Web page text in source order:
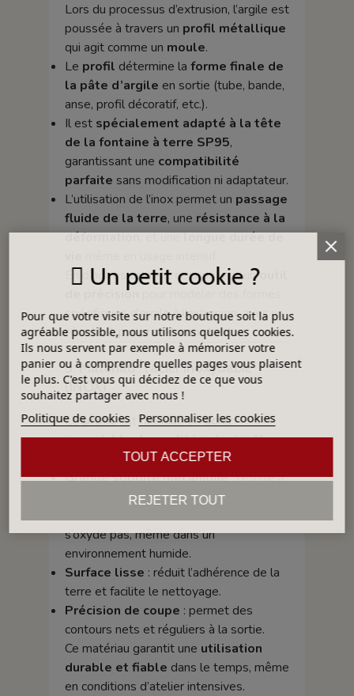
Lors du processus d’extrusion, l’argile est
poussée à travers un profil métallique
qui agit comme un moule.
Le profil détermine la forme finale de
la pâte d’argile en sortie (tube, bande,
anse, profil décoratif, etc.).
Il est spécialement adapté à la tête
de la fontaine à terre SP95,
garantissant une compatibilité
parfaite sans modification ni adaptateur.
L’utilisation de l’inox permet un passage
fluide de la terre, une résistance à la
déformation, et unelongue durée de
En d’autres termes, ce profil est unoutil
de précision
spécifiques d’argile à l’extrusion, avec un
résultat propre et constant.
3. Matériau : l’acier inoxydable
(INOX)
Leprofilest fabriqué enacier
inoxydable de qualité industrielle,
offrant plusieurs avantages essentiels :
Grande solidité mécanique: résiste à
la pression de l’argile lors de l’extrusion.
s’oxyde pas, même dans un
environnement humide.
Surface lisse : réduit l’adhérence de la
terre et facilite le nettoyage.
Précision de coupe : permet des
contours nets et réguliers à la sortie.
Ce matériau garantit une utilisation
durable et fiable dans le temps, même
en conditions d’atelier intensives.
Un petit cookie ?
Pour que votre visite sur notre boutique soit la plus
agréable possible, nous utilisons quelques cookies.
Ils nous servent par exemple à mémoriser votre
panier ou à comprendre quelles pages vous plaisent
le plus. C'est vous qui décidez de ce que vous
souhaitez partager avec nous !
Politique de cookies Personnaliser les cookies
REJETER TOUT
TOUT ACCEPTER